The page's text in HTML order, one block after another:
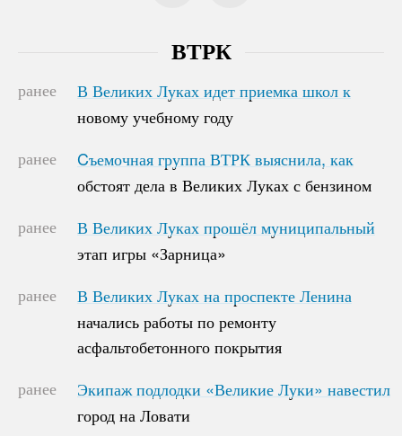
ВТРК
ранее
В Великих Луках идет приемка школ к
новому учебному году
В Великих Луках идет приемка школ к
новому учебному году
ранее
Cъемочная группа ВТРК выяснила, как
обстоят дела в Великих Луках с бензином
Cъемочная группа ВТРК выяснила, как
обстоят дела в Великих Луках с бензином
ранее
В Великих Луках прошёл муниципальный
этап игры «Зарница»
В Великих Луках прошёл муниципальный
этап игры «Зарница»
ранее
В Великих Луках на проспекте Ленина
начались работы по ремонту
асфальтобетонного покрытия
В Великих Луках на проспекте Ленина
начались работы по ремонту
асфальтобетонного покрытия
ранее
Экипаж подлодки «Великие Луки» навестил
город на Ловати
Экипаж подлодки «Великие Луки» навестил
город на Ловати